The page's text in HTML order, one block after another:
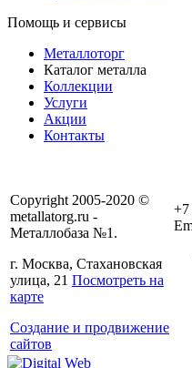
Помощь и сервисы
Металлоторг
Каталог металла
Коллекции
Услуги
Акции
Контакты
Copyright 2005-2020 ©
metallatorg.ru -
Металлобаза №1.
г. Москва, Стахановская
улица, 21 Посмотреть на
карте
Создание и продвижение
сайтов
+7